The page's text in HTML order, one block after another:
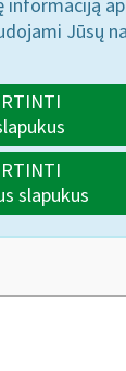
informaciją
Jūsų
slapukus